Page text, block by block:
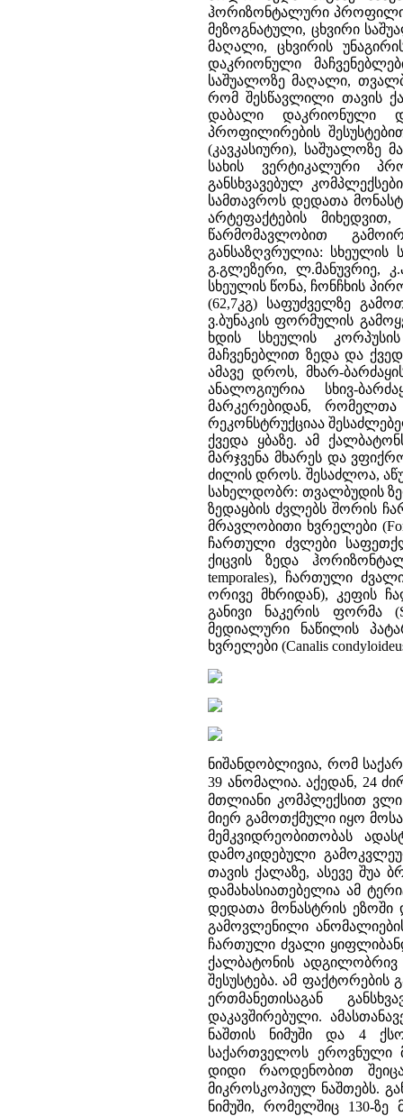
ჰორიზონტალური
მეზოგნატული, ცხვირი
მაღალი, ცხვირის
დაკრიონული
საშუალოზე მაღალი,
რომ შესწავლილი თავის
დაბალი დაკრიონული
პროფილირების
(კავკასიური), საშუალოზე
სახის ვერტიკალური
განსხვავებულ
სამთავროს დედათა
არტეფაქტების
წარმომავლობით
განსაზღვრულია: სხეულის
გ.გლეზერი, ლ.მანუვრიე,
სხეულის წონა, ჩონჩხის
(62,7კგ) საფუძველზე
ვ.ბუნაკის ფორმულის
ხდის სხეულის
მაჩვენებლით ზედა და
ამავე დროს, მხარ-
ანალოგიურია სხივ-
მარკერებიდან,
რეკონსტრუქციაა
ქვედა ყბაზე. ამ
მარჯვენა მხარეს და
ძილის დროს. შესაძლოა,
სახელდობრ: თვალბუდის
ზედაყბის ძვლებს შორის
მრავლობითი ხვრელები
ჩართული ძვლები
ქიცვის ზედა
temporales), ჩართული
ორივე მხრიდან), კეფის
განივი ნაკერის ფორმა
მედიალური ნაწილის
ხვრელები (Canalis
ნიშანდობლივია, რომ
39 ანომალია. აქედან, 24
მთლიანი კომპლექსით
მიერ გამოთქმული იყო
მემკვიდრეობითობას
დამოკიდებული
თავის ქალაზე, ასევე შუა
დამახასიათებელია ამ
დედათა მონასტრის ეზოში
გამოვლენილი
ჩართული ძვალი
ქალბატონის ადგილობრივ
შესუსტება. ამ
ერთმანეთისაგან
დაკავშირებული.
ნაშთის ნიმუში და 4
საქართველოს ეროვნული
დიდი რაოდენობით
მიკროსკოპიულ ნაშთებს.
ნიმუში, რომელშიც 130-ზე